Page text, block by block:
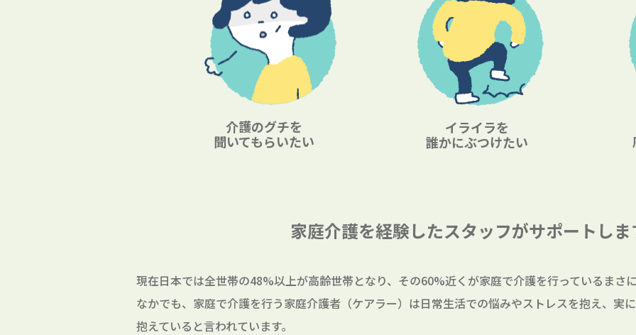
介護のグチを
聞いてもらいたい
イライラを
誰かにぶつけたい
家庭介護を経験したスタッフがサポートしま
現在日本では全世帯の48%以上が高齢世帯となり、その60%近くが家庭で介護を行っているまさ
なかでも、家庭で介護を行う家庭介護者（ケアラー）は日常生活での悩みやストレスを抱え、実
抱えていると言われています。